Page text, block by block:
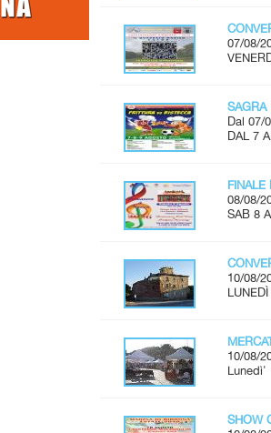
07/08/
SAGRA
Dal 07/
DAL 7
FINALE
08/08/
SAB 8
10/08/
10/08/
Lunedì'
SHOW